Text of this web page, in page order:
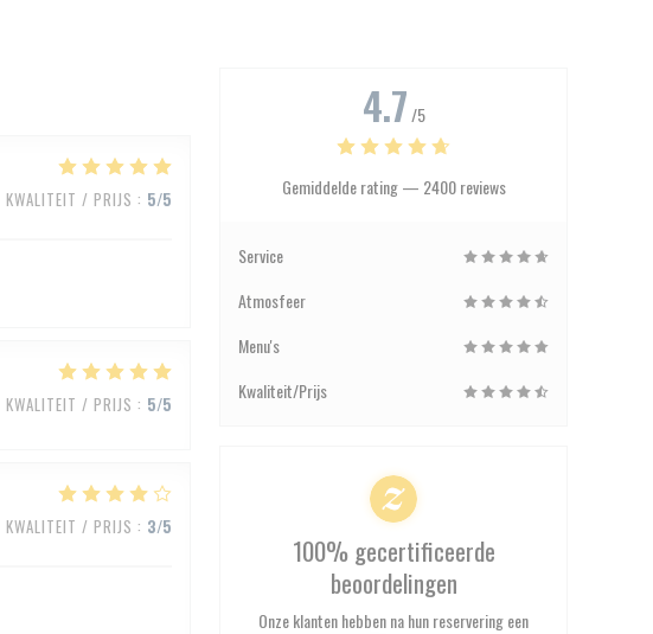
KWALITEIT / PRIJS : 5/5
KWALITEIT / PRIJS : 5/5
KWALITEIT / PRIJS : 3/5
4.7 /5
Gemiddelde rating — 2400 reviews
Service
Atmosfeer
Menu's
Kwaliteit/Prijs
100% gecertificeerde
beoordelingen
Onze klanten hebben na hun reservering een